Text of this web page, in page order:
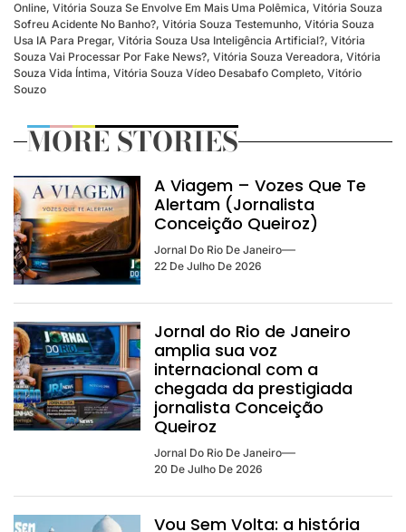
Online, Vitória Souza Se Envolve Em Mais Uma Polêmica, Vitória Souza
Sofreu Acidente No Banho?, Vitória Souza Testemunho, Vitória Souza
Usa IA Para Pregar, Vitória Souza Usa Inteligência Artificial?, Vitória
Souza Vai Processar Por Fake News?, Vitória Souza Vereadora, Vitória
Souza Vida Íntima, Vitória Souza Vídeo Desabafo Completo, Vitório
Souzo
MORE STORIES
A Viagem – Vozes Que Te
Alertam (Jornalista
Conceição Queiroz)
Jornal Do Rio De Janeiro
22 De Julho De 2026
Jornal do Rio de Janeiro
amplia sua voz
internacional com a
chegada da prestigiada
jornalista Conceição
Queiroz
Jornal Do Rio De Janeiro
20 De Julho De 2026
Vou Sem Volta: a história